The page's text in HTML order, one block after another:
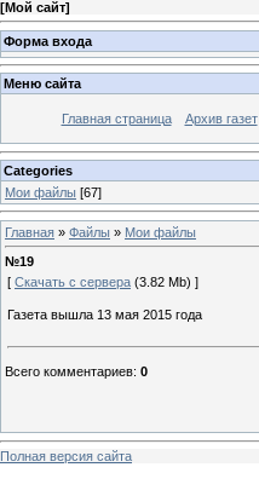
[Мой сайт]
Форма входа
Меню сайта
Главная страница Архив газет
Categories
Мои файлы [67]
Главная » Файлы » Мои файлы
№19
[ Скачать с сервера (3.82 Mb) ]
Газета вышла 13 мая 2015 года
Всего комментариев: 0
Полная версия сайта